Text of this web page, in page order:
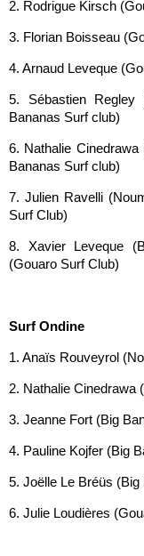
2. Rodrigue Kirsch
3. Florian Boisseau
4. Arnaud Leveque
5. Sébastien
Bananas Surf club)
6. Nathalie
Bananas Surf club)
7. Julien Ravelli
Surf Club)
8. Xavier Leveque
(Gouaro Surf Club)
Surf Ondine
1. Anaïs Rouveyrol
2. Nathalie Cinedrawa
3. Jeanne Fort (Big
4. Pauline Kojfer (Big
5. Joëlle Le Bréüs
6. Julie Loudières